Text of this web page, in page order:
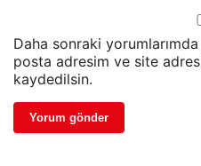
Daha sonraki yorumlarımda
posta adresim ve site
kaydedilsin.